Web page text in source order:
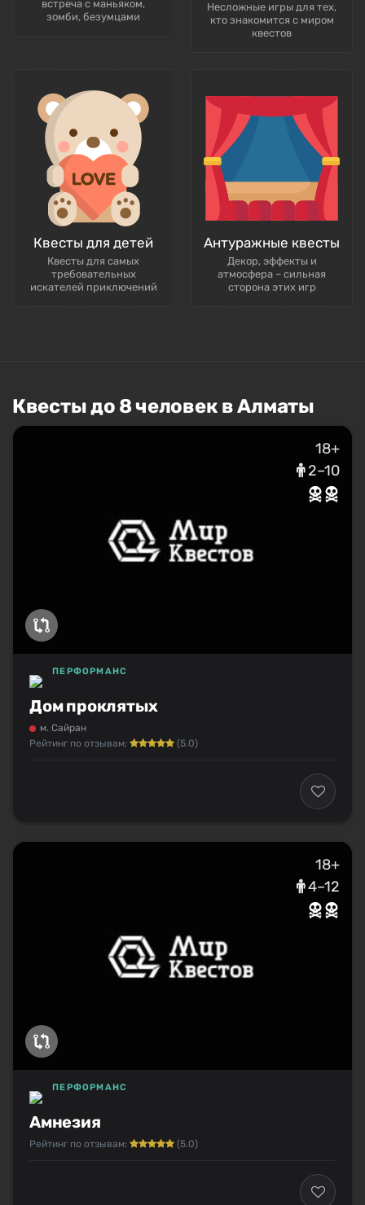
встреча с маньяком,
зомби, безумцами
Несложные игры для тех,
кто знакомится с миром
квестов
Квесты для детей
Квесты для самых
требовательных
искателей приключений
Антуражные квесты
Декор, эффекты и
атмосфера – сильная
сторона этих игр
Квесты до 8 человек в Алматы
18+
2–10
Дом проклятых
ПЕРФОРМАНС
м. Сайран
Рейтинг по отзывам:
(5.0)
18+
4–12
Амнезия
ПЕРФОРМАНС
Рейтинг по отзывам: (5.0)